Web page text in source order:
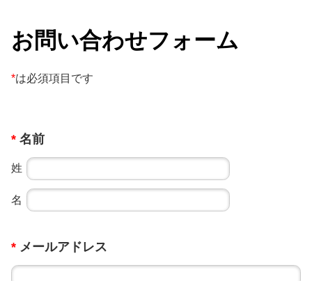
お問い合わせフォーム
*は必須項目です
* 名前
姓
名
* メールアドレス